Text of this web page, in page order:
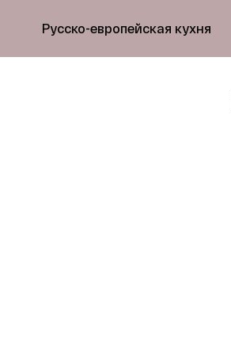
Русско-европейская кухня